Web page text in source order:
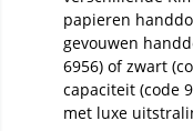
papieren
gevouwen
6956) of zwart
capaciteit (code
met luxe